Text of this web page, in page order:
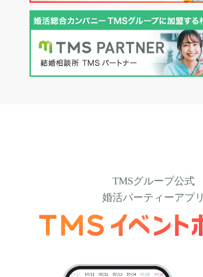
TMSグループ公式
婚活パーティーアプリ